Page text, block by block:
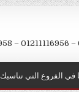
في الفروع التي تناسبك